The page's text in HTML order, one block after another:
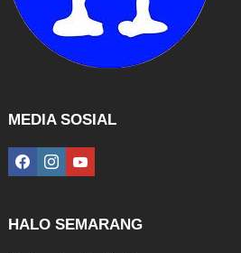
MEDIA SOSIAL
facebookinstagramyoutube
HALO SEMARANG